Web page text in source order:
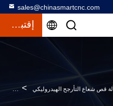
sales@chinasmartcnc.com
إقتباس
آلة قص شعاع التأرجح الهيدروليكي >